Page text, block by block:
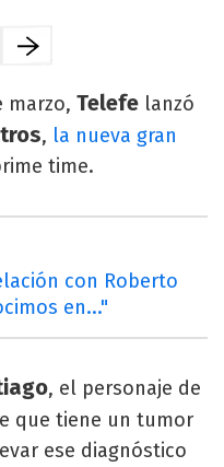
marzo, Telefe lanzó
, la nueva gran
time.
con Roberto
en..."
, el personaje de
que tiene un tumor
ese diagnóstico